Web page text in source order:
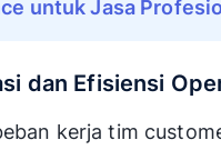
untuk Jasa
dan Efisiensi
kerja tim